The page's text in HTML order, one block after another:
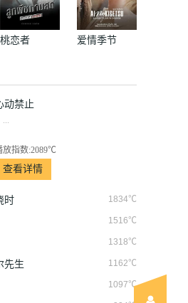
桃恋者 爱情季节
动禁止
...
放指数:2089℃
查看详情
1834℃
时
1516℃
1318℃
1162℃
先生
1097℃